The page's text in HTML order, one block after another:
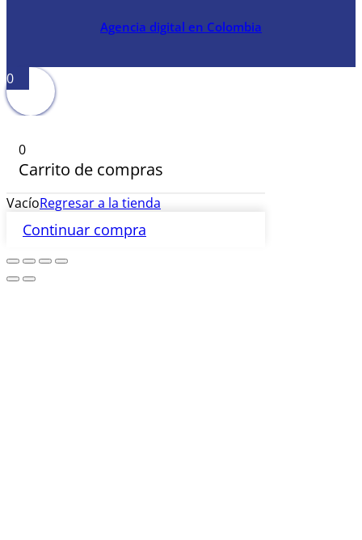
Agencia digital en Colombia
0
0
Carrito de compras
VacíoRegresar a la tienda
Continuar compra